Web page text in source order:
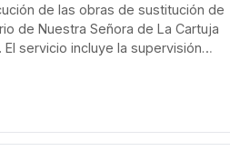
de las obras de sustitución de
de Nuestra Señora de La Cartuja
servicio incluye la supervisión
y muros del patio del edificio. La
mediante procedimiento abierto